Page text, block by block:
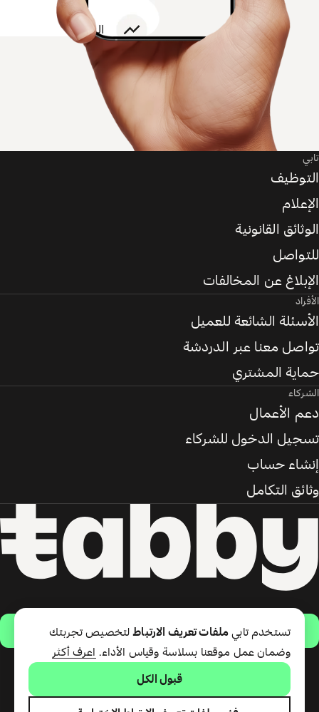
حمّل التطبيق
تقدّم شركة تابي ذ.م.م خدمة الدفع
تابي
التوظيف
الإعلام
الوثائق القانونية
للتواصل
الإبلاغ عن المخالفات
الأفراد
الأسئلة الشائعة للعميل
تواصل معنا عبر الدردشة
حماية المشتري
الشركاء
دعم الأعمال
تسجيل الدخول للشركاء
إنشاء حساب
وثائق التكامل
تستخدم تابي ملفات تعريف الارتباطلتخصيص تجربتك
وضمان عمل موقعنا بسلاسة وقياس الأداء.
اعرف أكثر
قبول الكل